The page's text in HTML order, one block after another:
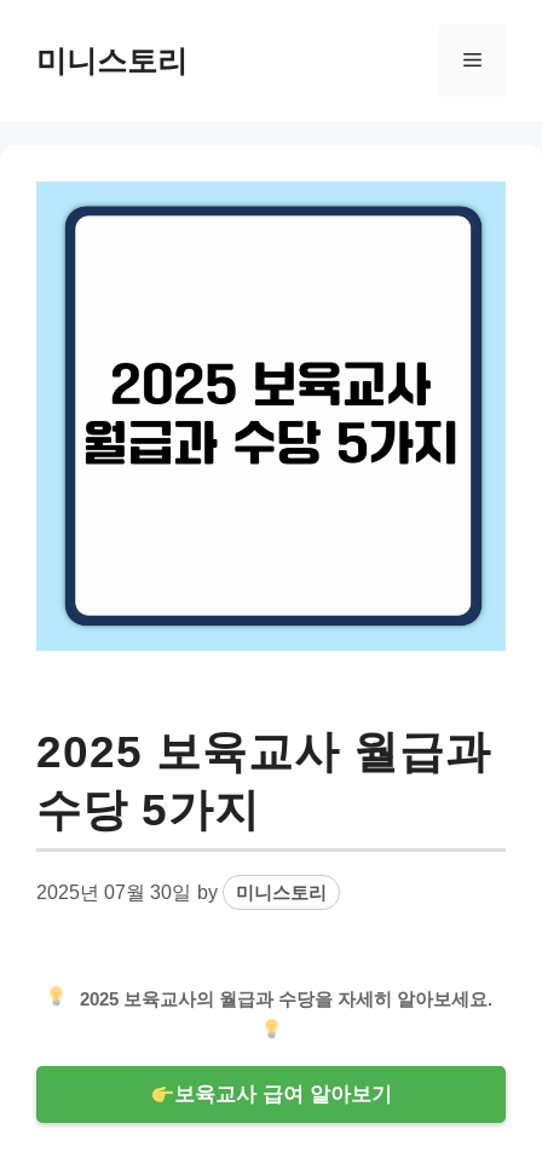
content미니스토리 Menu
2025 보육교사 월급과
수당 5가지
2025년 07월 30일 by 미니스토리
2025 보육교사의 월급과 수당을 자세히 알아보세요.
보육교사 급여 알아보기